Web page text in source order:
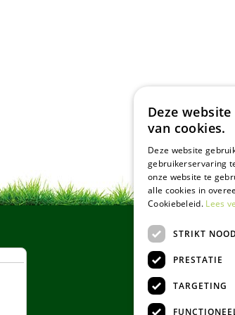
Deze
van cookies.
Deze website
gebruikerservaring
onze website te
alle cookies in
Cookiebeleid. Lees
STRIKT
PRESTATIE
TARGETING